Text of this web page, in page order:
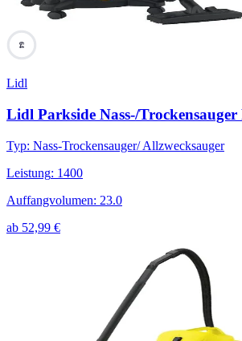
64
Lidl
Lidl Parkside Nass-/Trockensauger
Typ: Nass-Trockensauger/ Allzwecksauger
Leistung: 1400
Auffangvolumen: 23.0
ab 52,99 €